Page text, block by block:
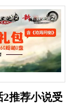
推荐小说受